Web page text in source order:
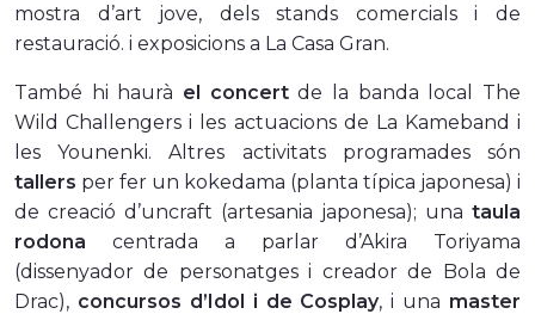
mostra d’art jove, dels stands comercials i de
restauració. i exposicions a La Casa Gran.
També hi haurà el concertde la banda local The
Wild Challengers i les actuacions de La Kameband i
les Younenki. Altres activitats programades són
tallers per fer un kokedama (planta típica japonesa) i
de creació d’uncraft (artesania japonesa); una taula
rodona centrada a parlar d’Akira Toriyama
(dissenyador de personatges i creador de Bola de
Drac), concursos d’Idol i de Cosplay, i una master